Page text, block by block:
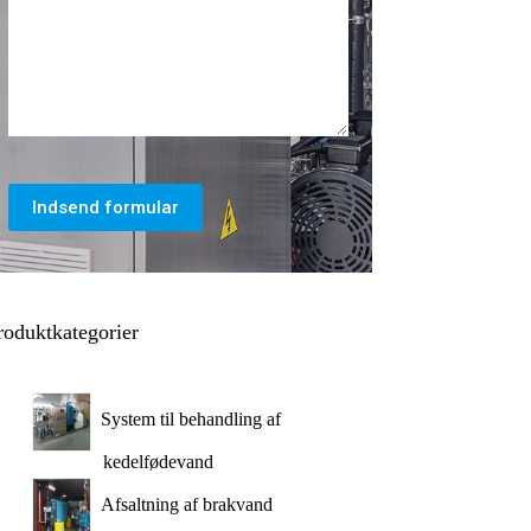
Indsend formular
System til behandling af
kedelfødevand
Afsaltning af brakvand